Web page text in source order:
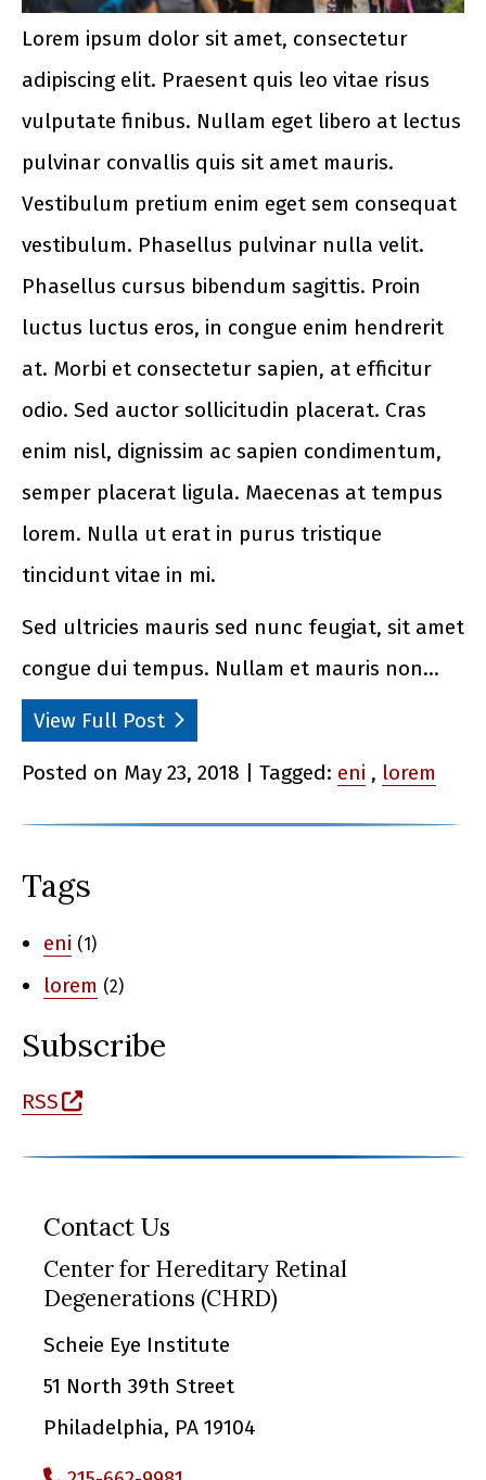
Lorem ipsum dolor sit amet, consectetur
adipiscing elit. Praesent quis leo vitae risus
vulputate finibus. Nullam eget libero at lectus
pulvinar convallis quis sit amet mauris.
Vestibulum pretium enim eget sem consequat
vestibulum. Phasellus pulvinar nulla velit.
Phasellus cursus bibendum sagittis. Proin
luctus luctus eros, in congue enim hendrerit
at. Morbi et consectetur sapien, at efficitur
odio. Sed auctor sollicitudin placerat. Cras
enim nisl, dignissim ac sapien condimentum,
semper placerat ligula. Maecenas at tempus
lorem. Nulla ut erat in purus tristique
tincidunt vitae in mi.
Sed ultricies mauris sed nunc feugiat, sit amet
congue dui tempus. Nullam et mauris non…
View Full Post
Posted on May 23, 2018 | Tagged: eni , lorem
Tags
eni (1)
lorem (2)
Subscribe
RSS (opens in a new window)
Contact Us
Center for Hereditary Retinal
Degenerations (CHRD)
Scheie Eye Institute
51 North 39th Street
Philadelphia, PA 19104